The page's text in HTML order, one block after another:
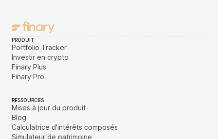
PRODUIT
Portfolio Tracker
Investir en crypto
Finary Plus
Finary Pro
RESSOURCES
Mises à jour du produit
Blog
Calculatrice d'intérêts composés
Simulateur de patrimoine